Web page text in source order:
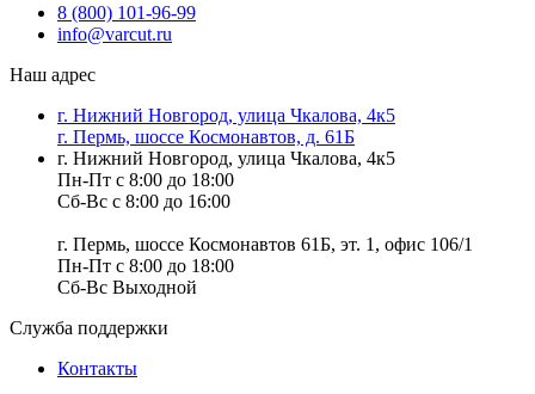
8 (800) 101-96-99
info@varcut.ru
Наш адрес
г. Нижний Новгород, улица Чкалова, 4к5
г. Пермь, шоссе Космонавтов, д. 61Б
г. Нижний Новгород, улица Чкалова, 4к5
Пн-Пт с 8:00 до 18:00
Сб-Вс с 8:00 до 16:00
г. Пермь, шоссе Космонавтов 61Б, эт. 1, офис 106/1
Пн-Пт с 8:00 до 18:00
Сб-Вс Выходной
Служба поддержки
Контакты